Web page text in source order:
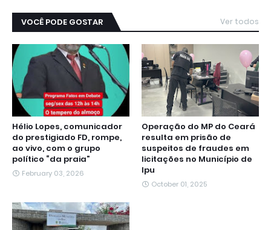
VOCÊ PODE GOSTAR Ver todos
Hélio Lopes, comunicador
do prestigiado FD, rompe,
ao vivo, com o grupo
político “da praia”
February 03, 2026
Operação do MP do Ceará
resulta em prisão de
suspeitos de fraudes em
licitações no Município de
Ipu
October 01, 2025